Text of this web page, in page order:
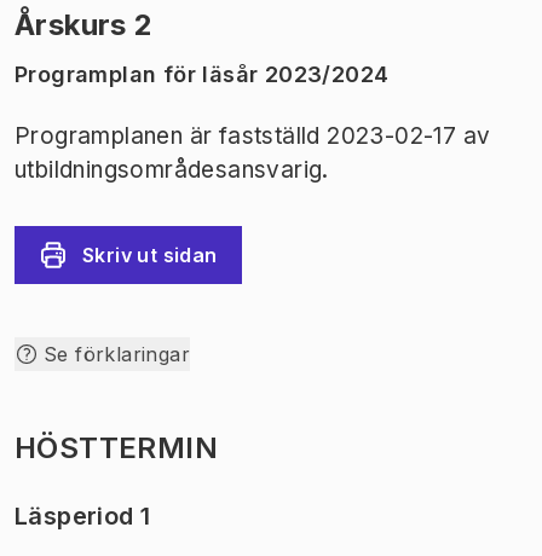
Årskurs 2
Programplan för läsår 2023/2024
Programplanen är fastställd 2023-02-17 av
utbildningsområdesansvarig.
Skriv ut sidan
Se förklaringar
HÖSTTERMIN
Läsperiod 1